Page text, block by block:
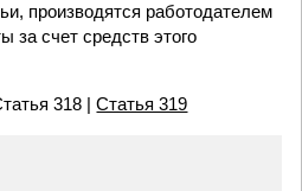
производятся работодателем
за счет средств этого
318 |Статья 319